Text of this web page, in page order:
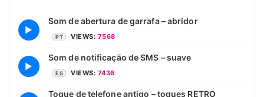
▶
Som de abertura de garrafa – abridor
PT VIEWS: 7568
▶
Som de notificação de SMS – suave
ES VIEWS: 7436
Toque de telefone antigo – toques RETRO